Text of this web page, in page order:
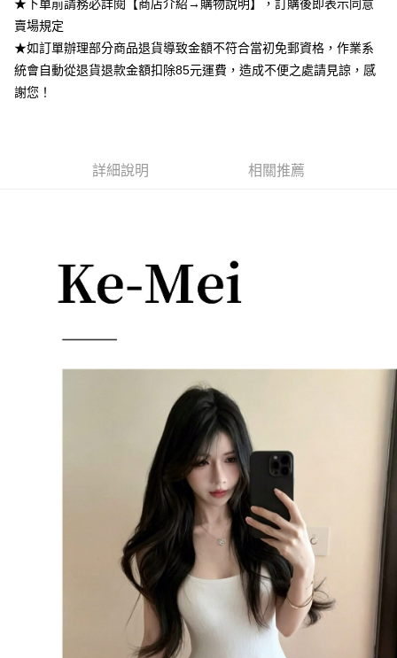
付款後全家取貨
每筆NT$85，滿NT$1,200(含以上)免運費
每筆NT$85，滿NT$1,200(含以上)免運費
★下單前請務必詳閱【商店介紹→購物說明】，訂購後即表示同意
賣場規定
★如訂單辦理部分商品退貨導致金額不符合當初免郵資格，作業系
統會自動從退貨退款金額扣除85元運費，造成不便之處請見諒，感
謝您！
詳細說明 相關推薦